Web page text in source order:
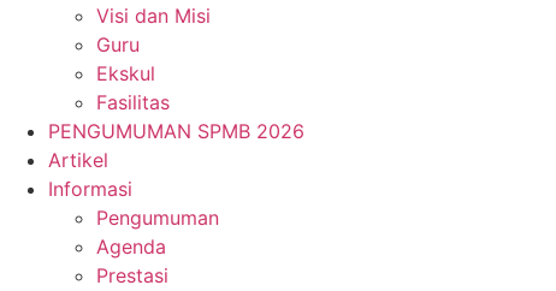
Visi dan Misi
Guru
Ekskul
Fasilitas
PENGUMUMAN SPMB 2026
Artikel
Informasi
Pengumuman
Agenda
Prestasi